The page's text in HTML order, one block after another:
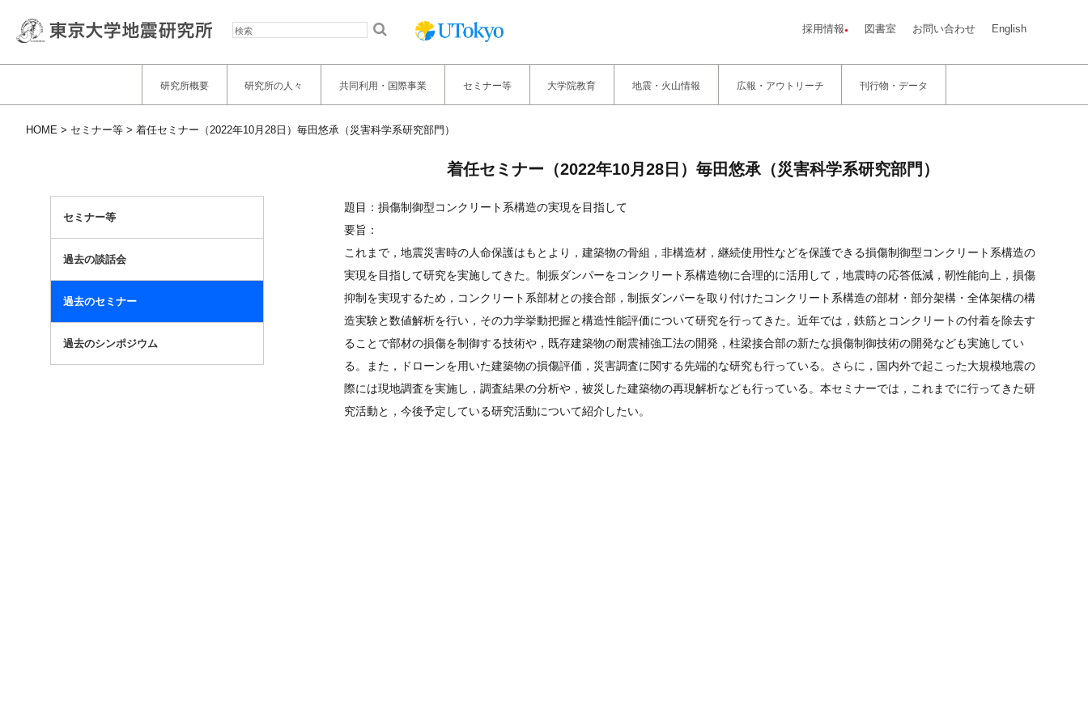
採用情報 図書室 お問い合わせ English
研究所概要 研究所の人々 共同利用・国際事業 セミナー等 大学院教育 地震・火山情報 広報・アウトリーチ 刊行物・データ
HOME セミナー等 着任セミナー（2022年10月28日）毎田悠承（災害科学系研究部門）
セミナー等
過去の談話会
過去のセミナー
過去のシンポジウム
着任セミナー（2022年10月28日）毎田悠承（災害科学系研究部門）
題目：損傷制御型コンクリート系構造の実現を目指して
要旨：
これまで，地震災害時の人命保護はもとより，建築物の骨組，非構造材，継続使用性などを保護できる損傷制御型コンクリート系構造の
実現を目指して研究を実施してきた。制振ダンパーをコンクリート系構造物に合理的に活用して，地震時の応答低減，靭性能向上，損傷
抑制を実現するため，コンクリート系部材との接合部，制振ダンパーを取り付けたコンクリート系構造の部材・部分架構・全体架構の構
造実験と数値解析を行い，その力学挙動把握と構造性能評価について研究を行ってきた。近年では，鉄筋とコンクリートの付着を除去す
ることで部材の損傷を制御する技術や，既存建築物の耐震補強工法の開発，柱梁接合部の新たな損傷制御技術の開発なども実施してい
る。また，ドローンを用いた建築物の損傷評価，災害調査に関する先端的な研究も行っている。さらに，国内外で起こった大規模地震の
際には現地調査を実施し，調査結果の分析や，被災した建築物の再現解析なども行っている。本セミナーでは，これまでに行ってきた研
究活動と，今後予定している研究活動について紹介したい。